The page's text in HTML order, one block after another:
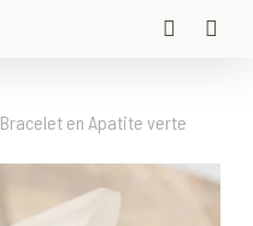
Bracelet en Apatite verte